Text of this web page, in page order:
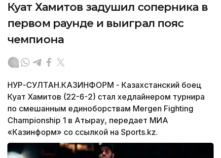
Куат Хамитов задушил соперника в
первом раунде и выиграл пояс
чемпиона
НУР-СУЛТАН.КАЗИНФОРМ - Казахстанский боец
Куат Хамитов (22-6-2) стал хедлайнером турнира
по смешанным единоборствам Mergen Fighting
Championship 1 в Атырау, передает МИА
«Казинформ» со ссылкой на Sports.kz.